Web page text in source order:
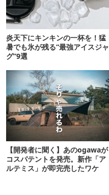
炎天下にキンキンの一杯を！猛
暑でも氷が残る“最強アイスジャ
グ”9選
【開発者に聞く】あのogawaが
コスパテントを発売。新作「ア
ルテミス」が即完売したワケ